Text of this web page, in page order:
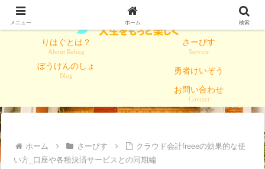
りはぐとは？
About Rehug
さーびす
Service
ぼうけんのしょ
Blog
勇者けいぞう
お問い合わせ
Contact
ホーム さーびす
クラウド会計freeeの効果的な使
い方_口座や各種決済サービスとの同期編
メニュー ホーム 検索